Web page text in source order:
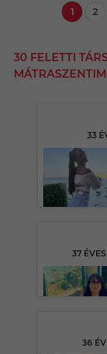
1 2
30 FELETTI
33
37
36